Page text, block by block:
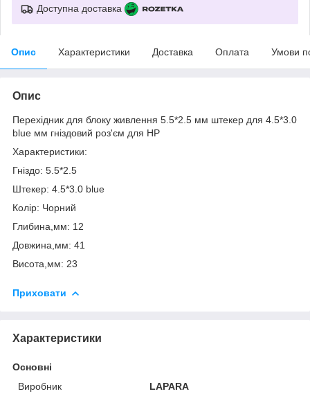
Доступна доставка
Опис Характеристики Доставка Оплата Умови
Опис
Перехідник для блоку живлення 5.5*2.5 мм штекер для 4.5*3.0
blue мм гніздовий роз'єм для HP
Характеристики:
Гніздо: 5.5*2.5
Штекер: 4.5*3.0 blue
Колір: Чорний
Глибина,мм: 12
Довжина,мм: 41
Висота,мм: 23
Приховати
Характеристики
Основні
Виробник
LAPARA